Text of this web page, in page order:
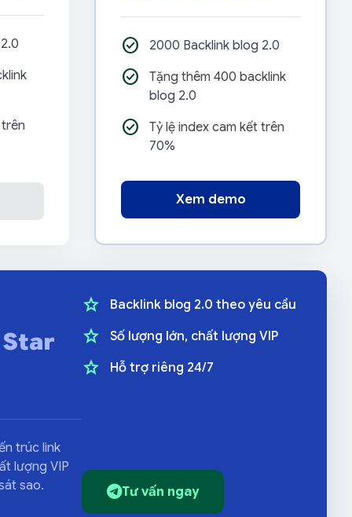
check_circle 2000 Backlink blog 2.0
check_circle
Tặng thêm 400 backlink
blog 2.0
check_circle
Tỷ lệ index cam kết trên
70%
Xem demo
trúc link
lượng VIP
sao.
star Backlink blog 2.0 theo yêu cầu
star Số lượng lớn, chất lượng VIP
star Hỗ trợ riêng 24/7
Tư vấn ngay